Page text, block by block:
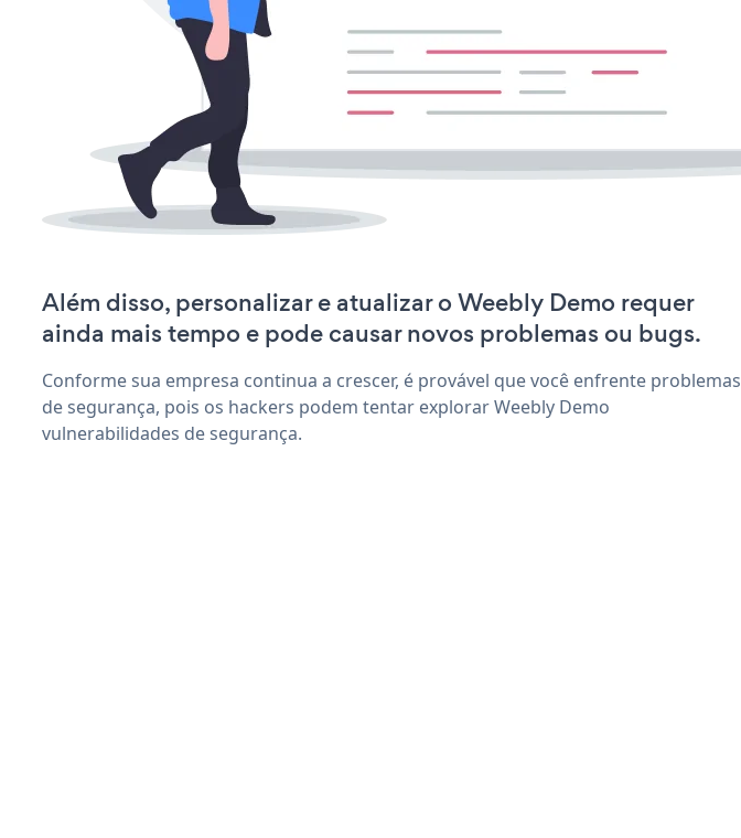
Além disso, personalizar e atualizar o Weebly Demo requer
ainda mais tempo e pode causar novos problemas ou bugs.
Conforme sua empresa continua a crescer, é provável que você enfrente problemas
de segurança, pois os hackers podem tentar explorar Weebly Demo
vulnerabilidades de segurança.